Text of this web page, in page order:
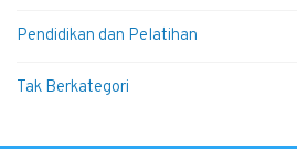
Pendidikan dan Pelatihan
Tak Berkategori